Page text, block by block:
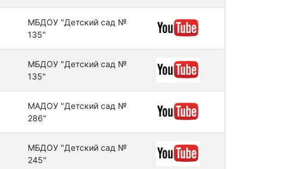
МБДОУ "Детский сад №
135"
МБДОУ "Детский сад №
135"
МАДОУ "Детский сад №
286"
МБДОУ "Детский сад №
245"